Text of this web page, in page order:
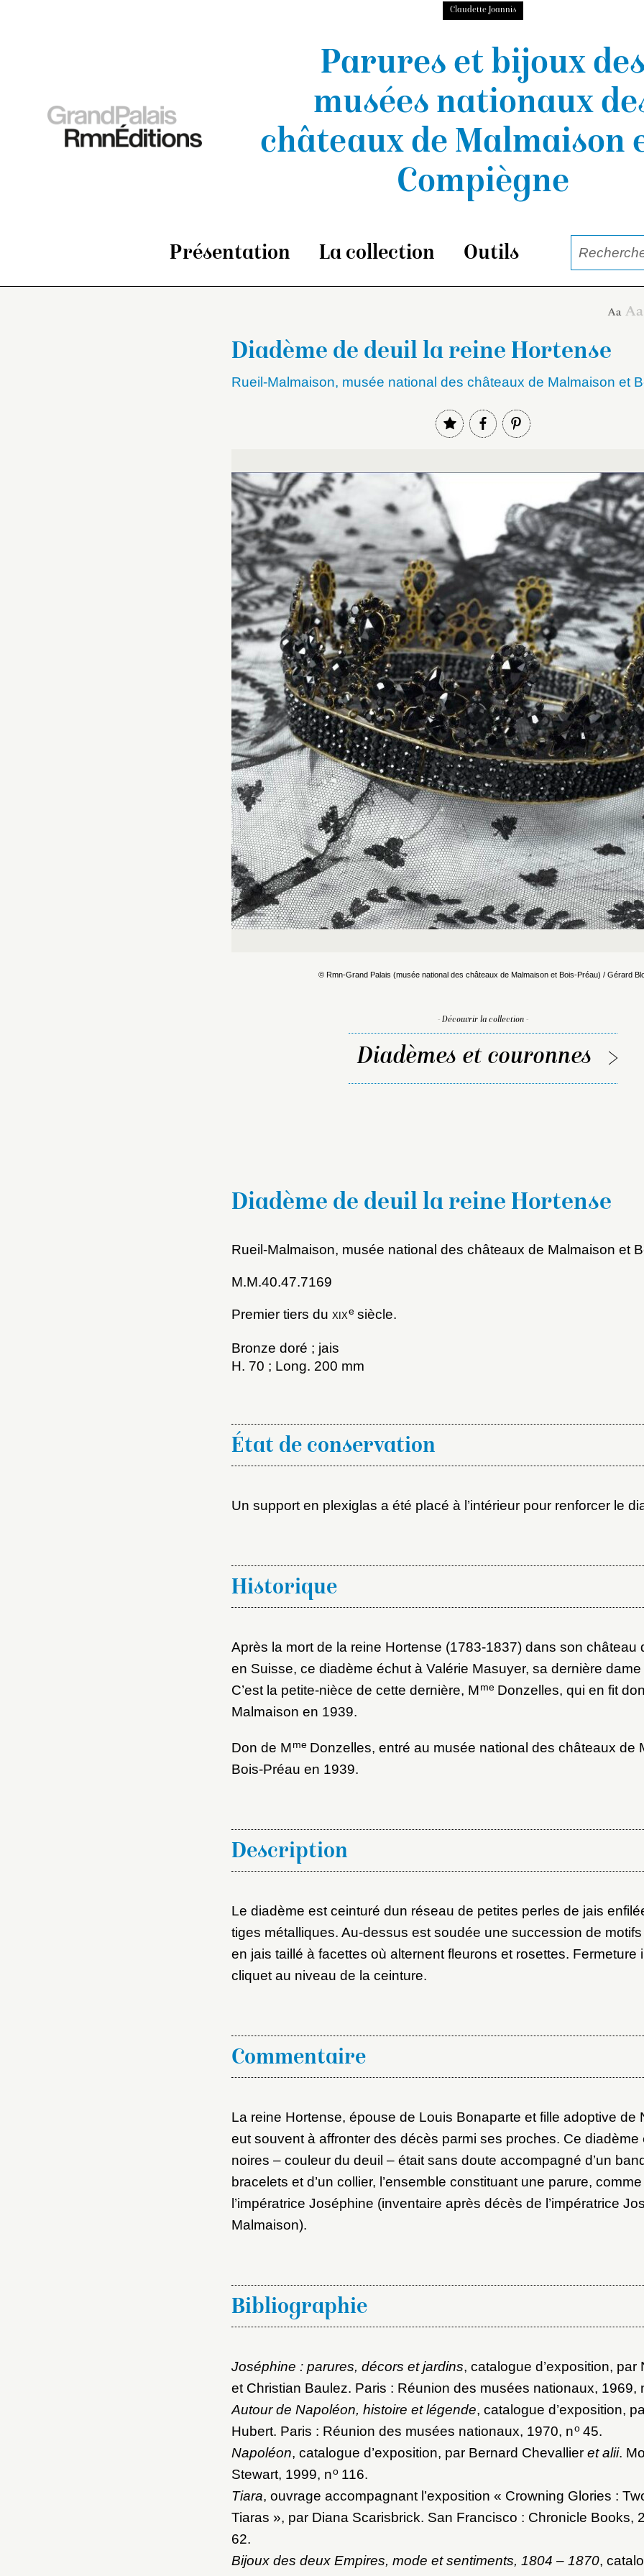
Claudette Joannis
Parures et bijoux des
musées nationaux
châteaux de Malmaison
Compiègne
Présentation La collection Outils
Diadème de deuil la reine Hortense
Rueil-Malmaison, musée national des châteaux de Malmaison et
© Rmn-Grand Palais (musée national des châteaux de Malmaison et Bois-Préau) / Gérard
- Découvrir la collection -
Diadèmes et couronnes
Diadème de deuil la reine Hortense
Rueil-Malmaison, musée national des châteaux de Malmaison et
M.M.40.47.7169
Premier tiers du xixesiècle.
Bronze doré ; jais
H. 70 ; Long. 200 mm
État de conservation
Un support en plexiglas a été placé à l’intérieur pour renforcer le
Historique
Après la mort de la reine Hortense (1783-1837) dans son château
en Suisse, ce diadème échut à Valérie Masuyer, sa dernière dame
C’est la petite-nièce de cette dernière, MmeDonzelles, qui en fit
Malmaison en 1939.
Don de MmeDonzelles, entré au musée national des châteaux de
Bois-Préau en 1939.
Description
Le diadème est ceinturé dun réseau de petites perles de jais
tiges métalliques. Au-dessus est soudée une succession de
en jais taillé à facettes où alternent fleurons et rosettes. Fermeture
cliquet au niveau de la ceinture.
Commentaire
La reine Hortense, épouse de Louis Bonaparte et fille adoptive de
eut souvent à affronter des décès parmi ses proches. Ce diadème
noires – couleur du deuil – était sans doute accompagné d’un
bracelets et d’un collier, l’ensemble constituant une parure,
l’impératrice Joséphine (inventaire après décès de l’impératrice
Malmaison).
Bibliographie
Joséphine : parures, décors et jardins, catalogue d’exposition, par
et Christian Baulez. Paris : Réunion des musées nationaux, 1969,
Autour de Napoléon, histoire et légende, catalogue d’exposition,
Hubert. Paris : Réunion des musées nationaux, 1970, no45.
Napoléon, catalogue d’exposition, par Bernard Chevallier et alii.
Stewart, 1999, no116.
Tiara, ouvrage accompagnant l’exposition « Crowning Glories :
Tiaras », par Diana Scarisbrick. San Francisco : Chronicle Books,
62.
Bijoux des deux Empires, mode et sentiments, 1804 – 1870,
Choix du dossier où ajouter la
Nom du dossier
Valider
Nouveau dossier
Créer et ajouter
Envoyer
Vous avez oublié votre mot de passe ? Cliquez ici